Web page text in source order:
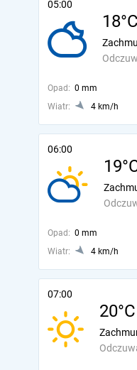
05:00
18°C
Opad: 0 mm
Wiatr:
4 km/h
06:00
Opad: 0 mm
Wiatr:
4 km/h
07:00
20°C